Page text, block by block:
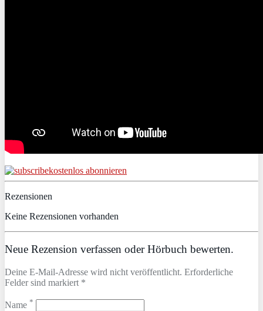
kostenlos abonnieren
Rezensionen
Keine Rezensionen vorhanden
Neue Rezension verfassen oder Hörbuch bewerten.
Deine E-Mail-Adresse wird nicht veröffentlicht. Erforderliche
Felder sind markiert *
Name *